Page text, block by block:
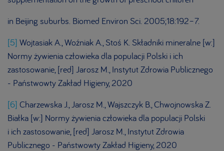
in Beijing suburbs. Biomed Environ Sci. 2005;18:192–7.
[5] Wojtasiak A., Woźniak A., Stoś K. Składniki mineralne [w:]
Normy żywienia człowieka dla populacji Polski i ich
zastosowanie, [red] Jarosz M., Instytut Zdrowia Publicznego
- Państwowty Zakład Higieny, 2020
[6] Charzewska J., Jarosz M., Wajszczyk B., Chwojnowska Z.
Białka [w:] Normy żywienia człowieka dla populacji Polski
i ich zastosowanie, [red] Jarosz M., Instytut Zdrowia
Publicznego - Państwowty Zakład Higieny, 2020